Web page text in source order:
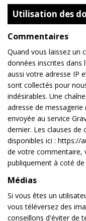
Utilisation des
Commentaires
Quand vous laissez un
données inscrites
aussi votre adresse IP
sont collectés pour
indésirables. Une
adresse de
envoyée au service
dernier. Les clauses
disponibles ici : https://
de votre commentaire,
publiquement à coté
Médias
Si vous êtes un
vous téléversez des
conseillons d'éviter de